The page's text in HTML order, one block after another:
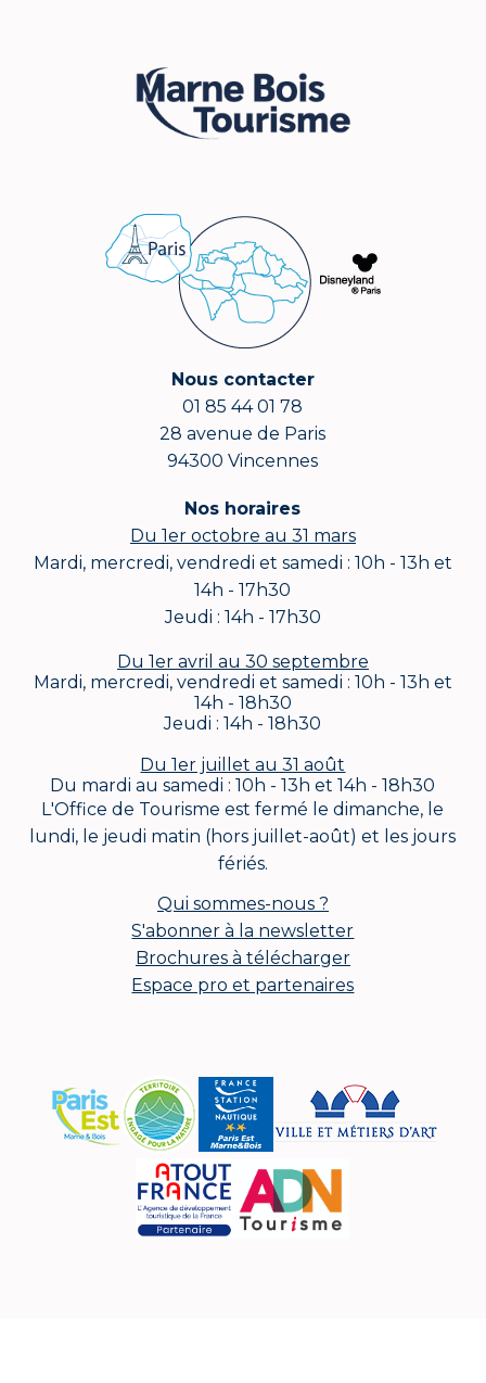
Nous contacter
01 85 44 01 78
28 avenue de Paris
94300 Vincennes
Nos horaires
Du 1er octobre au 31 mars
Mardi, mercredi, vendredi et samedi : 10h - 13h et
14h - 17h30
Jeudi : 14h - 17h30
Du 1er avril au 30 septembre
Mardi, mercredi, vendredi et samedi : 10h - 13h et
14h - 18h30
Jeudi : 14h - 18h30
Du 1er juillet au 31 août
Du mardi au samedi : 10h - 13h et 14h - 18h30
L'Office de Tourisme est fermé le dimanche, le
lundi, le jeudi matin (hors juillet-août) et les jours
fériés.
Qui sommes-nous ?
S'abonner à la newsletter
Brochures à télécharger
Espace pro et partenaires